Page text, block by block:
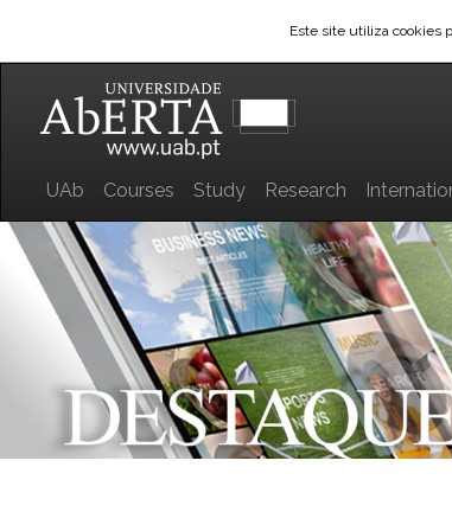
Este site utiliza cookies
UAb Courses Study Research